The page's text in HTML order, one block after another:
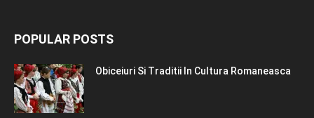
POPULAR POSTS
Obiceiuri Si Traditii In Cultura Romaneasca